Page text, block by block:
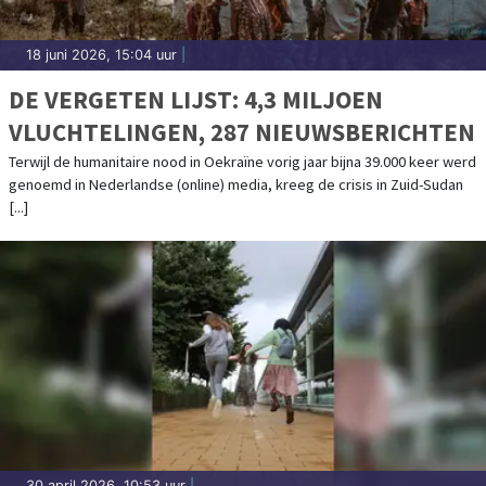
18 juni 2026, 15:04 uur
DE VERGETEN LIJST: 4,3 MILJOEN
VLUCHTELINGEN, 287 NIEUWSBERICHTEN
Terwijl de humanitaire nood in Oekraïne vorig jaar bijna 39.000 keer werd
genoemd in Nederlandse (online) media, kreeg de crisis in Zuid-Sudan
[...]